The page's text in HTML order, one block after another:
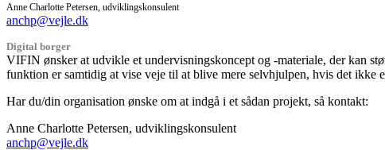
Anne Charlotte Petersen, udviklingskonsulent
anchp@vejle.dk
Digital borger
VIFIN ønsker at udvikle et undervisningskoncept og -materiale, der kan
funktion er samtidig at vise veje til at blive mere selvhjulpen, hvis det
Har du/din organisation ønske om at indgå i et sådan projekt, så kontakt:
Anne Charlotte Petersen, udviklingskonsulent
anchp@vejle.dk